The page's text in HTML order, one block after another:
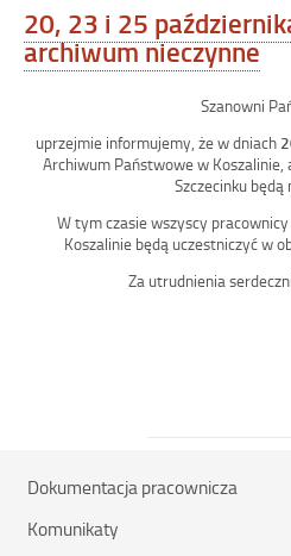
20, 23 i 25
archiwum nieczynne
Szanowni
uprzejmie informujemy, że w dniach
Archiwum Państwowe w Koszalinie,
Szczecinku będą
W tym czasie wszyscy
Koszalinie będą uczestniczyć w
Za utrudnienia
Dokumentacja pracownicza
Komunikaty